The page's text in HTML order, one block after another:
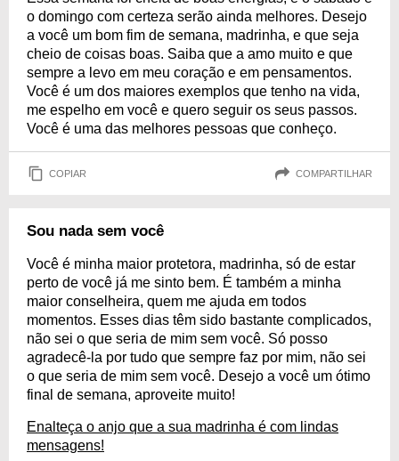
o domingo com certeza serão ainda melhores. Desejo
a você um bom fim de semana, madrinha, e que seja
cheio de coisas boas. Saiba que a amo muito e que
sempre a levo em meu coração e em pensamentos.
Você é um dos maiores exemplos que tenho na vida,
me espelho em você e quero seguir os seus passos.
Você é uma das melhores pessoas que conheço.
COPIAR COMPARTILHAR
Sou nada sem você
Você é minha maior protetora, madrinha, só de estar
perto de você já me sinto bem. É também a minha
maior conselheira, quem me ajuda em todos
momentos. Esses dias têm sido bastante complicados,
não sei o que seria de mim sem você. Só posso
agradecê-la por tudo que sempre faz por mim, não sei
o que seria de mim sem você. Desejo a você um ótimo
final de semana, aproveite muito!
Enalteça o anjo que a sua madrinha é com lindas
mensagens!